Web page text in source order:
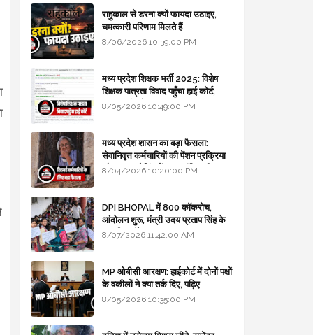
राहुकाल से डरना क्यों फायदा उठाइए,
चमत्कारी परिणाम मिलते हैं
8/06/2026 10:39:00 PM
मध्य प्रदेश शिक्षक भर्ती 2025: विशेष
शिक्षक पात्रता विवाद पहुँचा हाई कोर्ट;
सरकार से माँगा जवाब
8/05/2026 10:49:00 PM
मध्य प्रदेश शासन का बड़ा फैसला:
सेवानिवृत्त कर्मचारियों की पेंशन प्रक्रिया
और बजट कोडिंग में हुए क्रांतिकारी
8/04/2026 10:20:00 PM
DPI BHOPAL में 800 कॉकरोच,
आंदोलन शुरू, मंत्री उदय प्रताप सिंह के
घर भी जाएंगे
8/07/2026 11:42:00 AM
MP ओबीसी आरक्षण: हाईकोर्ट में दोनों पक्षों
के वकीलों ने क्या तर्क दिए, पढ़िए
8/05/2026 10:35:00 PM